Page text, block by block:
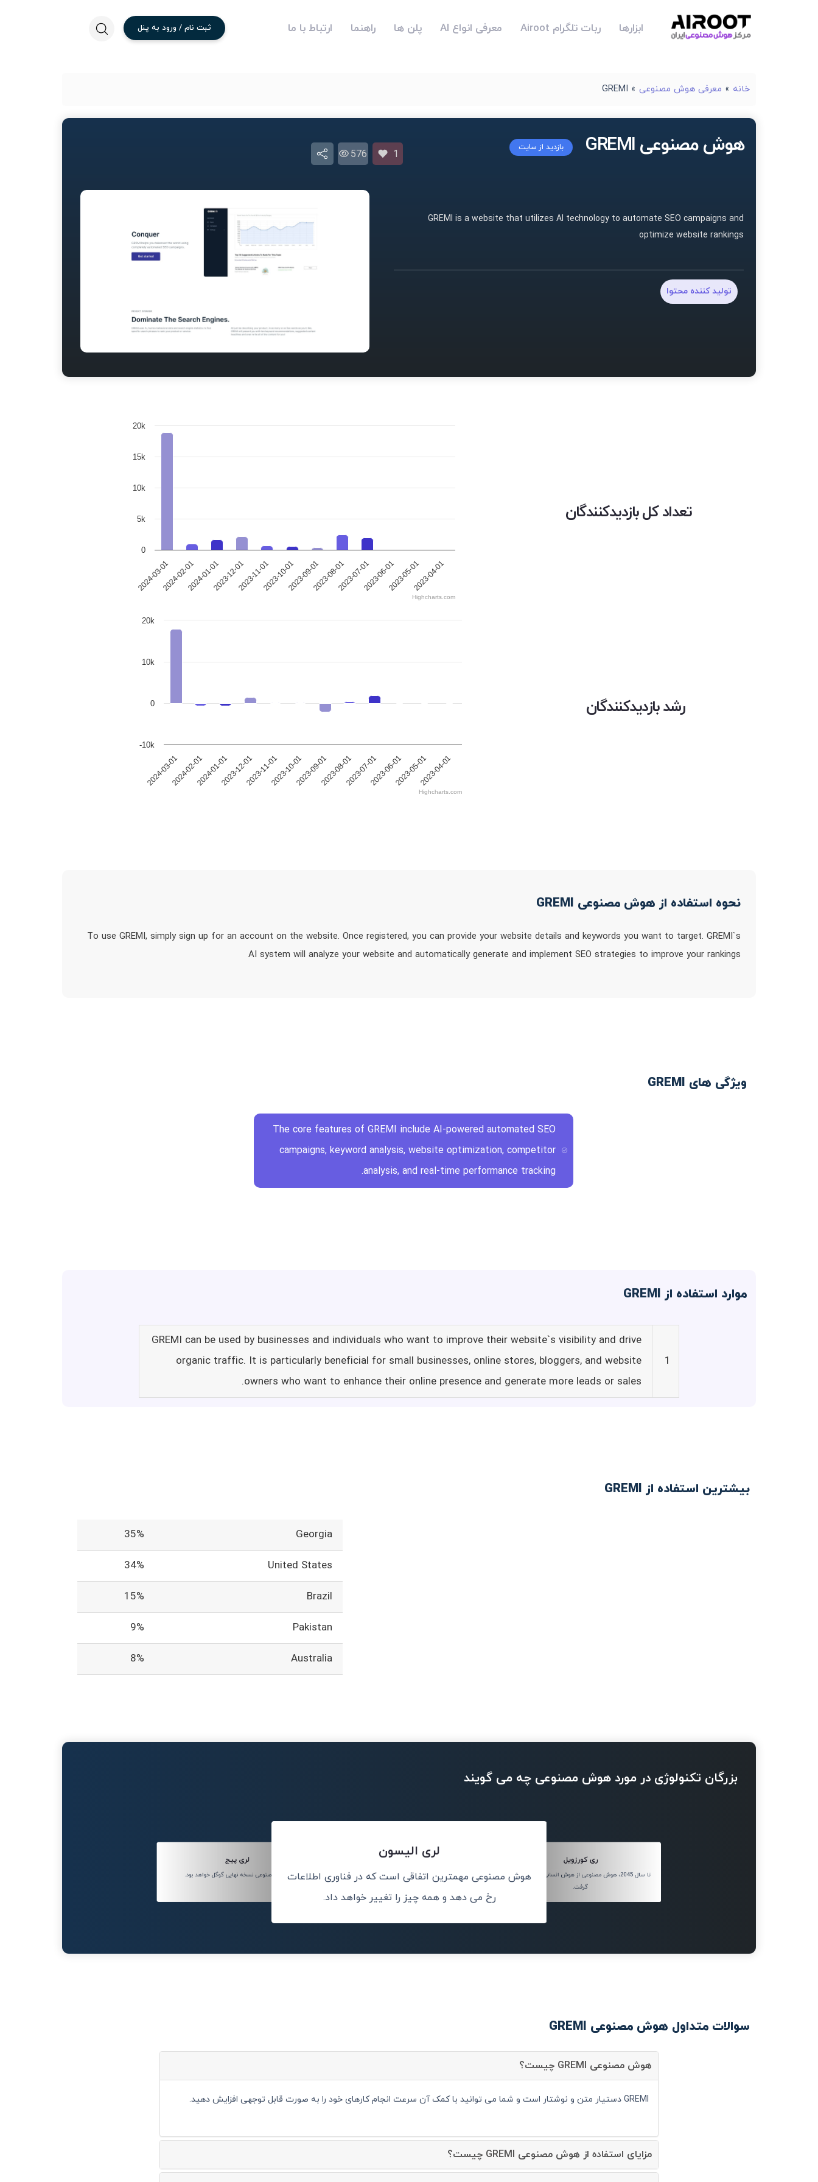
ابزارها ربات تلگرام Airoot معرفی انواع AI پلن ها راهنما ارتباط با ما ثبت نام / ورود به پنل
خانه » معرفی هوش مصنوعی »
GREMI
هوش مصنوعی GREMI بازدید از سایت
1
576
GREMI is a website that utilizes AI technology to automate SEO campaigns and
optimize website rankings
تولید کننده محتوا
تعداد کل بازدیدکنندگان
2024-03-012024-02-012024-01-012023-12-012023-11-012023-10-012023-09-012023-08-012023-07-012023-06-012023-05-012023-04-01
0
5k
10k
15k
20k
Highcharts.com
رشد بازدیدکنندگان
2024-03-012024-02-012024-01-012023-12-012023-11-012023-10-012023-09-012023-08-012023-07-012023-06-012023-05-012023-04-01
0
10k
20k
-10k
Highcharts.com
نحوه استفاده از هوش مصنوعی GREMI
To use GREMI, simply sign up for an account on the website. Once registered, you can provide your website details and keywords you want to target. GREMI`s
AI system will analyze your website and automatically generate and implement SEO strategies to improve your rankings
ویژگی های GREMI
The core features of GREMI include AI-powered automated SEO
campaigns, keyword analysis, website optimization, competitor
analysis, and real-time performance tracking.
موارد استفاده از GREMI
1
GREMI can be used by businesses and individuals who want to improve their website`s visibility and drive
organic traffic. It is particularly beneficial for small businesses, online stores, bloggers, and website
owners who want to enhance their online presence and generate more leads or sales.
بیشترین استفاده از GREMI
Georgia
35%
United States
34%
Brazil
15%
Pakistan
9%
Australia
8%
بزرگان تکنولوژی در مورد هوش مصنوعی چه می گویند
ری کورزویل
تا سال 2045، هوش مصنوعی از هوش انسانی پیشی خواهد
گرفت.
لری الیسون
هوش مصنوعی مهمترین اتفاقی است که در فناوری اطلاعات
رخ می دهد و همه چیز را تغییر خواهد داد.
لری پیج
هوش مصنوعی نسخه نهایی گوگل خواهد بود.
سوالات متداول هوش مصنوعی GREMI
هوش مصنوعی GREMI چیست؟
GREMI دستیار متن و نوشتار است و شما می توانید با کمک آن سرعت انجام کارهای خود را به صورت قابل توجهی افزایش دهید.
مزایای استفاده از هوش مصنوعی GREMI چیست؟